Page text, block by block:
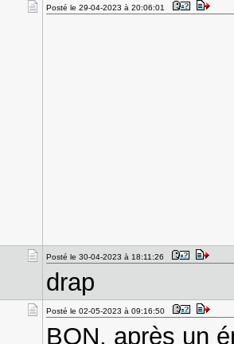
Posté le 29-04-2023 à 20:06:01
Posté le 30-04-2023 à 18:11:26
drap
Posté le 02-05-2023 à 09:16:50
BON, après un